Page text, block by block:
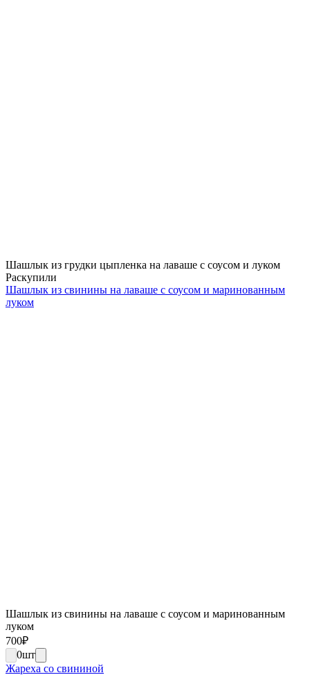
Шашлык из грудки цыпленка на лаваше с соусом и луком
Раскупили
Шашлык из свинины на лаваше с соусом и маринованным
луком
Шашлык из свинины на лаваше с соусом и маринованным
луком
700₽
0шт
Жареха со свининой